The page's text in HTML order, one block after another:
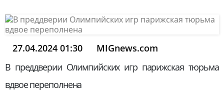
27.04.2024 01:30
MIGnews.com
В преддверии Олимпийских игр парижская тюрьма
вдвое переполнена